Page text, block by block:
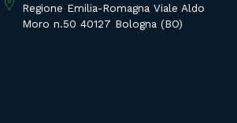
Regione Emilia-Romagna Viale Aldo
Moro n.50 40127 Bologna (BO)